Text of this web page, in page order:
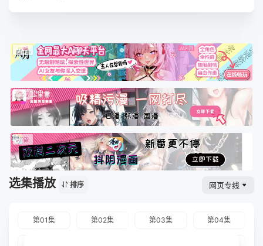
选集播放 排序 网页专线
第01集 第02集 第03集 第04集